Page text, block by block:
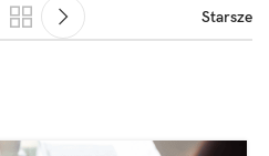
Starsze